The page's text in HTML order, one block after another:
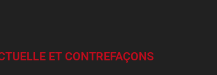
ET CONTREFAÇONS